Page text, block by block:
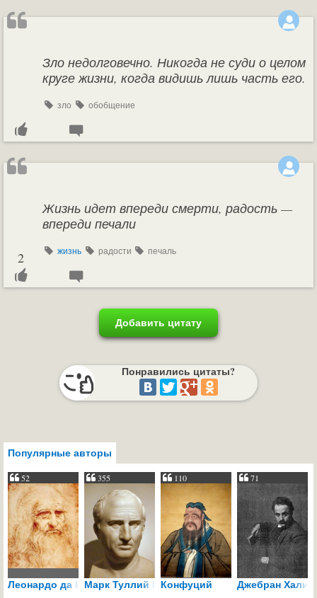
Зло недолговечно. Никогда не суди о целом
круге жизни, когда видишь лишь часть его.
зло обобщение
Жизнь идет впереди смерти, радость —
впереди печали
жизнь радости печаль
2
Добавить цитату
Понравились цитаты?
Популярные авторы
52
Леонардо да Винчи
355
Марк Туллий Цицерон
110
Конфуций
71
Джебран